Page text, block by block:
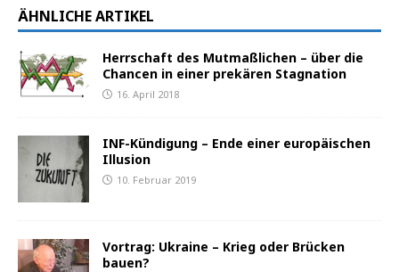
ÄHNLICHE ARTIKEL
Herrschaft des Mutmaßlichen – über die
Chancen in einer prekären Stagnation
16. April 2018
INF-Kündigung – Ende einer europäischen
Illusion
10. Februar 2019
Vortrag: Ukraine – Krieg oder Brücken
bauen?